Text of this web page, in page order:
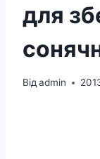
для
Від admin